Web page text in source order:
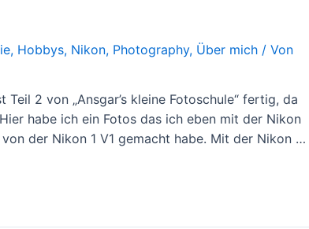
, Hobbys, Nikon, Photography, Über mich / Von
2 von „Ansgar’s kleine Fotoschule“ fertig, da
habe ich ein Fotos das ich eben mit der Nikon
der Nikon 1 V1 gemacht habe. Mit der Nikon …